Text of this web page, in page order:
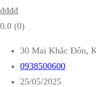
₫₫₫₫
0.0 (0)
30 Mai Khắc Đôn,
0938500600
25/05/2025